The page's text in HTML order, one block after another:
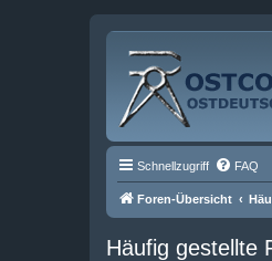
Schnellzugriff FAQ
Foren-Übersicht
Häufig gestellte